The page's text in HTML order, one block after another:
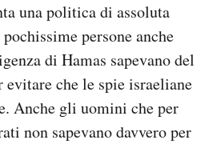
una politica di assoluta
persone anche
di Hamas sapevano del
evitare che le spie israeliane
Anche gli uomini che per
non sapevano davvero per